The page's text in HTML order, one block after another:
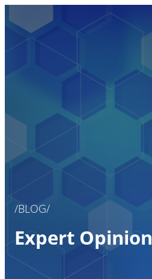
BLOG
Expert Opinion